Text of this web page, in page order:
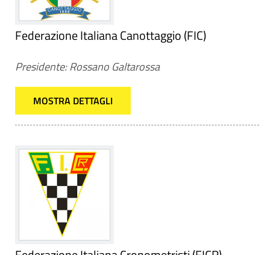
Federazione Italiana Canottaggio (FIC)
Presidente: Rossano Galtarossa
MOSTRA DETTAGLI